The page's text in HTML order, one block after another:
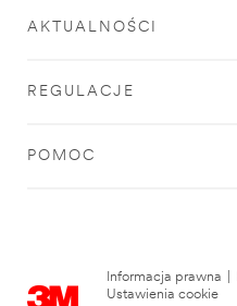
AKTUALNOŚCI
REGULACJE
POMOC
Informacja prawna
Ustawienia cookie